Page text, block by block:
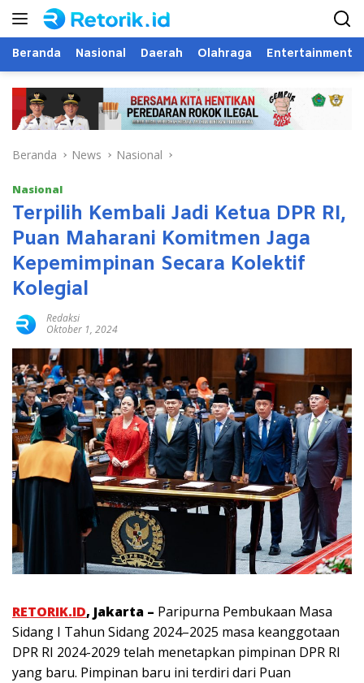
Langsung
Beranda Nasional Daerah Olahraga Entertainment
Beranda News Nasional
Nasional
Terpilih Kembali Jadi Ketua DPR RI,
Puan Maharani Komitmen Jaga
Kepemimpinan Secara Kolektif
Kolegial
Redaksi
Oktober 1, 2024
RETORIK.ID, Jakarta – Paripurna Pembukaan Masa
Sidang I Tahun Sidang 2024–2025 masa keanggotaan
DPR RI 2024-2029 telah menetapkan pimpinan DPR RI
yang baru. Pimpinan baru ini terdiri dari Puan